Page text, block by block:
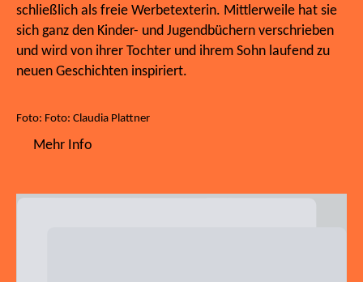
schließlich als freie Werbetexterin. Mittlerweile hat sie
sich ganz den Kinder- und Jugendbüchern verschrieben
und wird von ihrer Tochter und ihrem Sohn laufend zu
neuen Geschichten inspiriert.
Foto: Foto: Claudia Plattner
Mehr Info